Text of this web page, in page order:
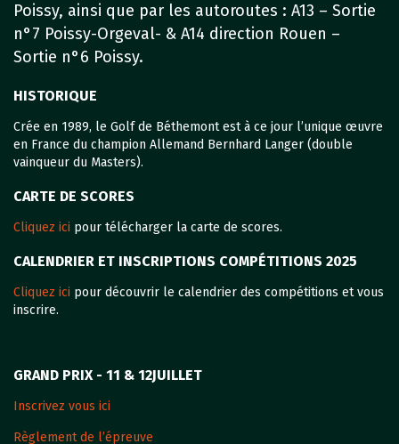
Poissy, ainsi que par les autoroutes : A13 – Sortie
n°7 Poissy-Orgeval- & A14 direction Rouen –
Sortie n°6 Poissy.
HISTORIQUE
Crée en 1989, le Golf de Béthemont est à ce jour l’unique œuvre
en France du champion Allemand Bernhard Langer (double
vainqueur du Masters).
CARTE DE SCORES
Cliquez ici pour télécharger la carte de scores.
CALENDRIER ET INSCRIPTIONS COMPÉTITIONS 2025
Cliquez ici pour découvrir le calendrier des compétitions et vous
inscrire.
GRAND PRIX - 11 & 12JUILLET
Inscrivez vous ici
Règlement de l’épreuve